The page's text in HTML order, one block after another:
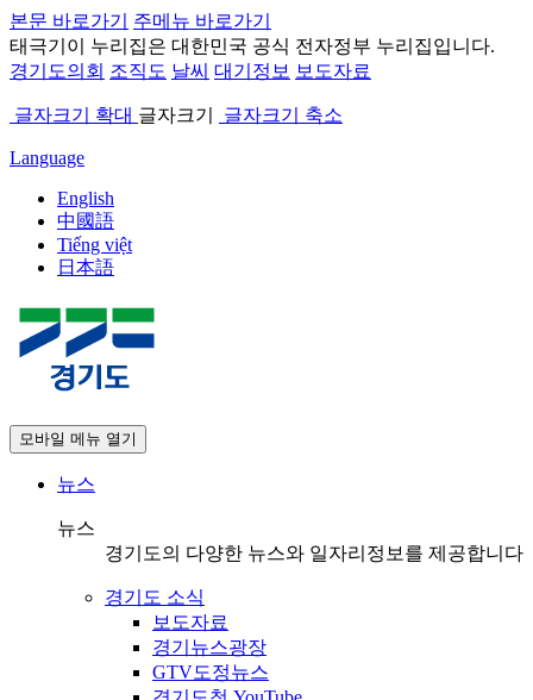
본문 바로가기
주메뉴 바로가기
태극기 이 누리집은 대한민국 공식 전자정부 누리집입니다.
경기도의회 조직도 날씨 대기정보 보도자료
글자크기 확대 글자크기 글자크기 축소
Language
English
中國語
Tiếng việt
日本語
모바일 메뉴 열기
뉴스
뉴스
경기도의 다양한 뉴스와 일자리정보를 제공합니다
경기도 소식
보도자료
경기뉴스광장
GTV도정뉴스